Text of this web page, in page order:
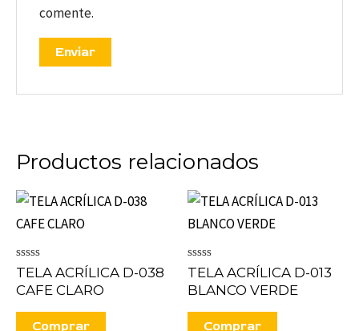
comente.
Productos relacionados
Valorado
en
0
5
TELA ACRÍLICA D-038
CAFE CLARO
Comprar
Valorado
en
0
5
TELA ACRÍLICA D-013
BLANCO VERDE
Comprar